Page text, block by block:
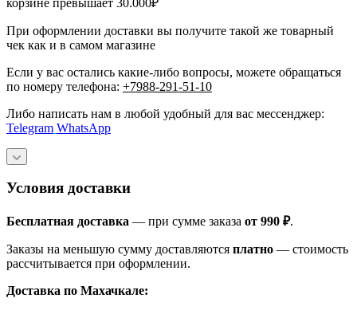
При оформлении доставки вы получите такой же товарный
чек как и в самом магазине
Если у вас остались какие-либо вопросы, можете обращаться
по номеру телефона: +7988-291-51-10
Либо написать нам в любой удобный для вас мессенджер:
Telegram WhatsApp
Условия доставки
Бесплатная доставка — при сумме заказа от 990 ₽.
Заказы на меньшую сумму доставляются платно — стоимость
рассчитывается при оформлении.
Доставка по Махачкале: